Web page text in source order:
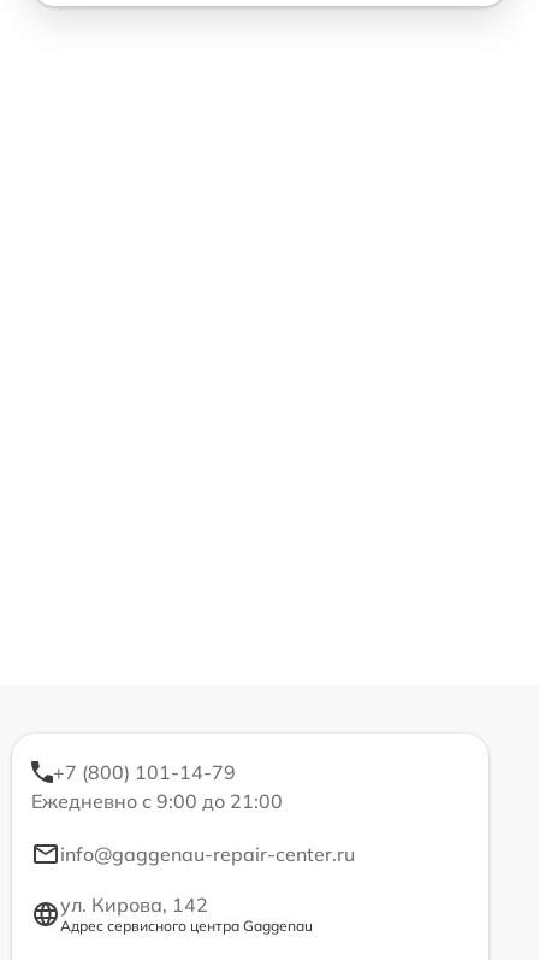
+7 (800) 101-14-79
Ежедневно с 9:00 до 21:00
info@gaggenau-repair-center.ru
ул. Кирова, 142
Адрес сервисного центра Gaggenau